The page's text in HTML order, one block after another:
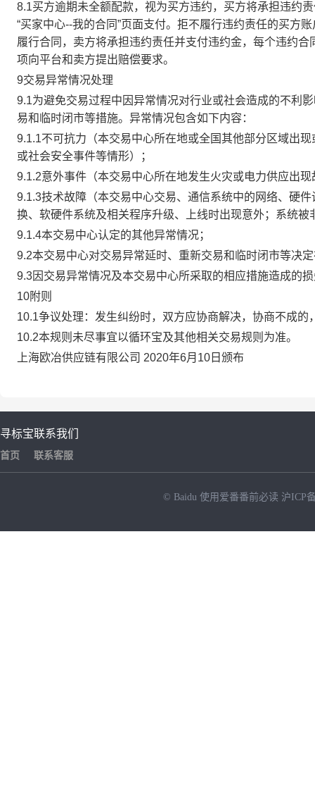
8.1买方逾期未全额配款，视为买方违约，买方将承担违约
“买家中心--我的合同”页面支付。拒不履行违约责任的买方
履行合同，卖方将承担违约责任并支付违约金，每个违约
项向平台和卖方提出赔偿要求。
9交易异常情况处理
9.1为避免交易过程中因异常情况对行业或社会造成的不利
易和临时闭市等措施。异常情况包含如下内容：
9.1.1不可抗力（本交易中心所在地或全国其他部分区域出
或社会安全事件等情形）；
9.1.2意外事件（本交易中心所在地发生火灾或电力供应出
9.1.3技术故障（本交易中心交易、通信系统中的网络、硬
换、软硬件系统及相关程序升级、上线时出现意外；系统
9.1.4本交易中心认定的其他异常情况；
9.2本交易中心对交易异常延时、重新交易和临时闭市等决
9.3因交易异常情况及本交易中心所采取的相应措施造成的
10附则
10.1争议处理：发生纠纷时，双方应协商解决，协商不成
10.2本规则未尽事宜以循环宝及其他相关交易规则为准。
上海欧冶供应链有限公司 2020年6月10日颁布
寻标宝
首页
联系我们
联系客服
© Baidu 使用爱番番前必读 沪ICP